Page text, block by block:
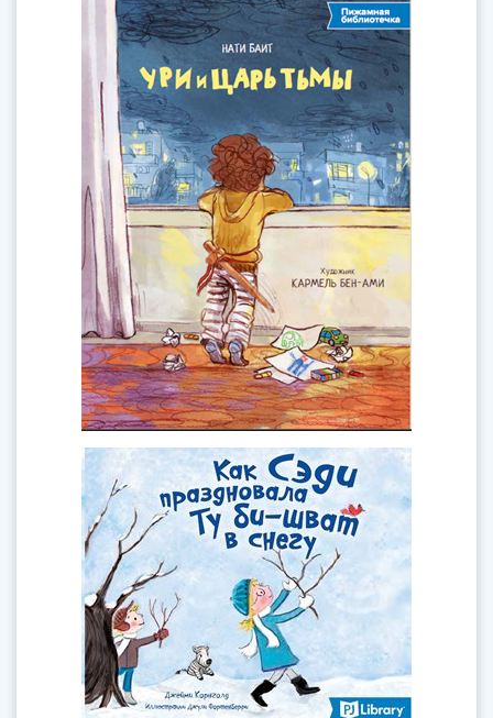
Ури и Царь Тьмы
Книга
декабря
Автор:
Нати Баит
Что делать, если папа задерживается с
работы, а за окном уже не просто вечер, а
самая настоящая Тьма с копьём и армией
теней?
Как Сэди праздновала Ту би-
шват в снегу
Книга
февраля
Автор:
Джейми Корнголд
Праздник Ту би-шват, Новый год деревьев,
выпадает на зимние месяцы. Именно в этот
день по еврейской традиции принято сажать
деревья. Девочка Сэди придумала, как
поступить, а вы догадались?